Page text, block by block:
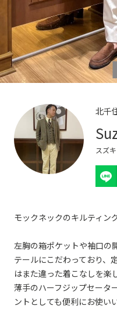
北千
スズキ
モックネックのキルティン
左胸の箱ポケットや袖口の
テールにこだわっており、
はまた違った着こなしを楽
薄手のハーフジップセータ
ントとしても便利にお使い